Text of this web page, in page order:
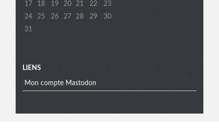
17
18 19 20 21 22
23
24
25 26 27 28 29
30
31
LIENS
Mon compte Mastodon